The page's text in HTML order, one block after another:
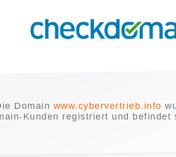
Domain www.cybervertrieb.info
Kunden registriert und befindet